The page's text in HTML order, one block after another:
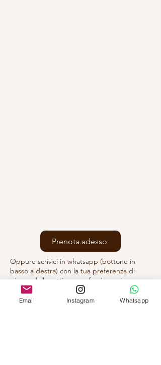
Prenota adesso
Oppure scrivici in whatsapp (bottone in
basso a destra) con la tua preferenza di
giorno della settimana e fascia oraria
Email Instagram Whatsapp